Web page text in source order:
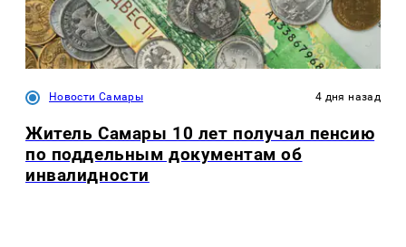
Новости Самары 4 дня назад
Житель Самары 10 лет получал пенсию
по поддельным документам об
инвалидности